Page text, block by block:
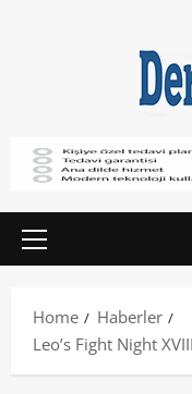
Home
Haberler
Leo’s Fight Night